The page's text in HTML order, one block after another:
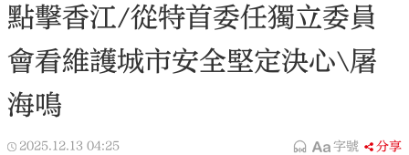
點擊香江/從特首委任獨立委員
會看維護城市安全堅定決心\屠
海鳴
2025.12.13 04:25 字號 分享